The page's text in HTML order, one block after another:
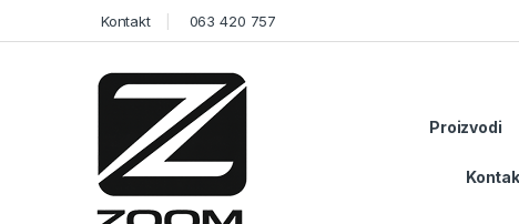
Kontakt 063 420 757
Proizvodi